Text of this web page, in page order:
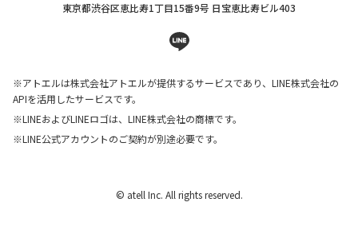
東京都渋谷区恵比寿1丁目15番9号 日宝恵比寿ビル403
line
※アトエルは株式会社アトエルが提供するサービスであり、LINE株式会社の
APIを活用したサービスです。
※LINEおよびLINEロゴは、LINE株式会社の商標です。
※LINE公式アカウントのご契約が別途必要です。
© atell Inc. All rights reserved.